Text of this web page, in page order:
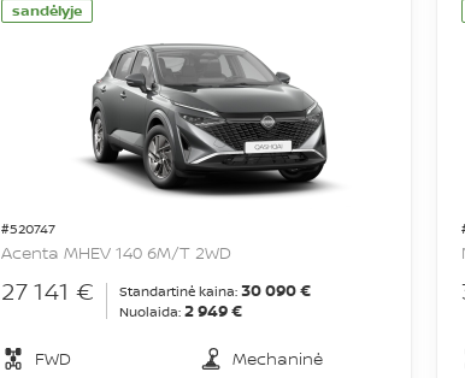
sandėlyje
#520747
Acenta MHEV 140 6M/T 2WD
27 141 € Standartinė kaina: 30 090 €
Nuolaida: 2 949 €
FWD
Mechaninė